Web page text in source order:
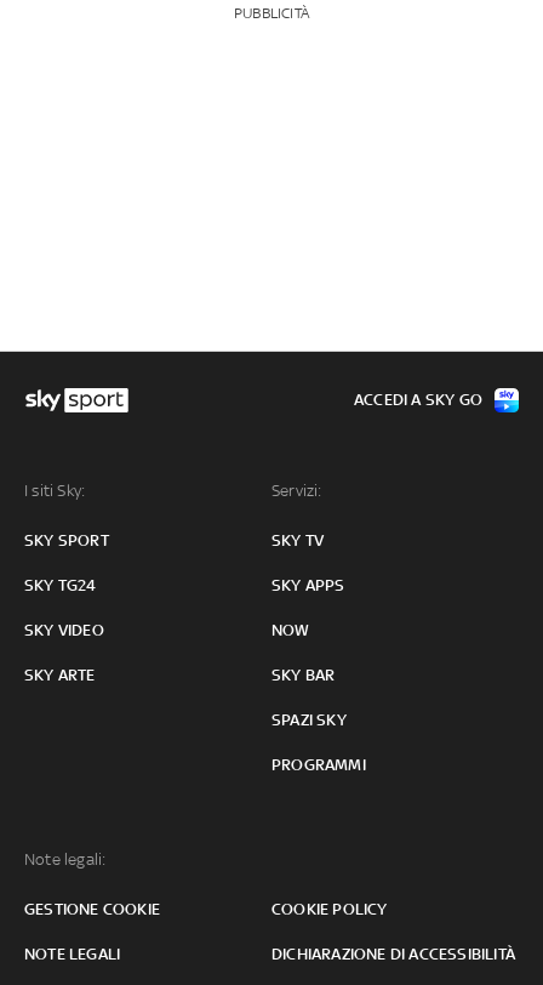
PUBBLICITÀ
I siti Sky:
SKY SPORT
SKY TG24
SKY VIDEO
SKY ARTE
Servizi:
SKY TV
SKY APPS
NOW
SKY BAR
SPAZI SKY
PROGRAMMI
Note legali:
GESTIONE COOKIE COOKIE POLICY
NOTE LEGALI DICHIARAZIONE DI ACCESSIBILITÀ
ACCEDI A SKY GO